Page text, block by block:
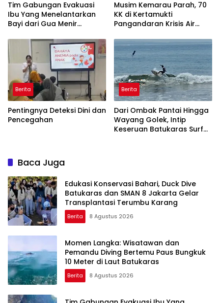
Tim Gabungan Evakuasi
Ibu Yang Menelantarkan
Bayi dari Gua Menir
Pangandaran
Musim Kemarau Parah, 70
KK di Kertamukti
Pangandaran Krisis Air
BPBD Gerak Cepat
Berita
Pentingnya Deteksi Dini dan
Pencegahan
Berita
Dari Ombak Pantai Hingga
Wayang Golek, Intip
Keseruan Batukaras Surf
Baca Juga
Edukasi Konservasi Bahari, Duck Dive
Batukaras dan SMAN 8 Jakarta Gelar
Transplantasi Terumbu Karang
Berita 8 Agustus 2026
Momen Langka: Wisatawan dan
Pemandu Diving Bertemu Paus Bungkuk
10 Meter di Laut Batukaras
Berita 8 Agustus 2026